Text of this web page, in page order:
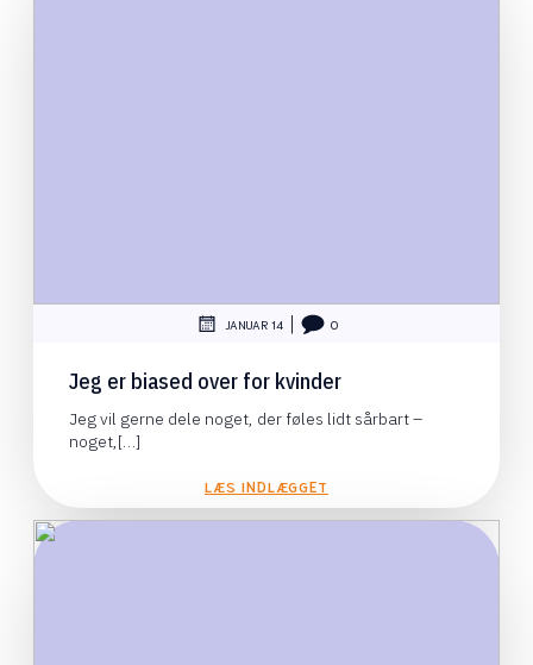
JANUAR 14 0
Jeg er biased over for kvinder
Jeg vil gerne dele noget, der føles lidt sårbart –
noget,[…]
LÆS INDLÆGGET